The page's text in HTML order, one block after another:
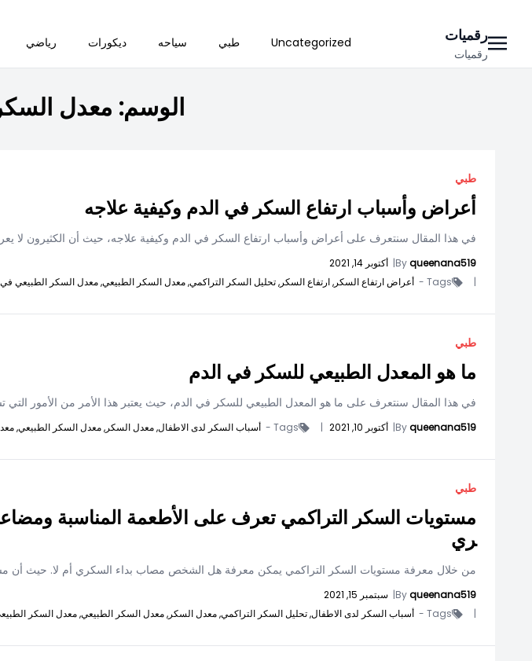
content
رقميات
رقميات
Uncategorized طبي سياحه ديكورات رياضي
الوسم: معدل
طبي
أعراض وأسباب ارتفاع السكر في الدم وكيفية علاجه
في هذا المقال سنتعرف على أعراض وأسباب ارتفاع السكر في الدم وكيفية علاجه، حيث أن الكثيرون لا
Byqueenana519
| أكتوبر 14, 2021
|
Tags - أعراض ارتفاع السكر,ارتفاع السكر,تحليل السكر التراكمي,معدل السكر الطبيعي,معدل السكر الطبيعي في
طبي
ما هو المعدل الطبيعي للسكر في الدم
في هذا المقال سنتعرف على ما هو المعدل الطبيعي للسكر في الدم، حيث يعتبر هذا الأمر من الأمور التي
Byqueenana519
| أكتوبر 10, 2021 |
Tags - أسباب السكر لدى الاطفال,معدل السكر,معدل السكر الطبيعي,
طبي
مستويات السكر التراكمي تعرف على الأطعمة المناسبة
ري
من خلال معرفة مستويات السكر التراكمي يمكن معرفة هل الشخص مصاب بداء السكري أم لا. حيث أن
Byqueenana519
| سبتمبر 15, 2021
|
Tags - أسباب السكر لدى الاطفال,تحليل السكر التراكمي,معدل السكر,معدل السكر الطبيعي,معدل السكر